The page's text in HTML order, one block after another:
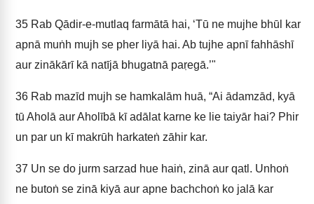
35 Rab Qādir-e-mutlaq farmātā hai, ‘Tū ne mujhe bhūl kar
apnā muṅh mujh se pher liyā hai. Ab tujhe apnī fahhāshī
aur zinākārī kā natījā bhugatnā paṛegā.’"
36 Rab mazīd mujh se hamkalām huā, “Ai ādamzād, kyā
tū Aholā aur Aholībā kī adālat karne ke lie taiyār hai? Phir
un par un kī makrūh harkateṅ zāhir kar.
37 Un se do jurm sarzad hue haiṅ, zinā aur qatl. Unhoṅ
ne butoṅ se zinā kiyā aur apne bachchoṅ ko jalā kar